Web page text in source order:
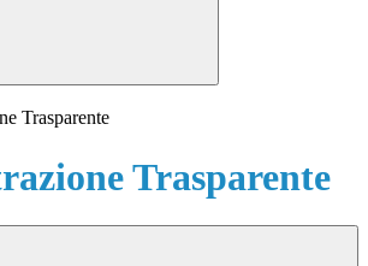
Trasparente
Trasparente